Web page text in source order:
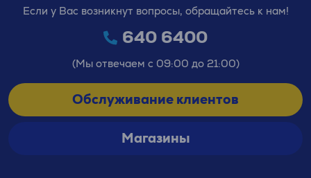
Если у Вас возникнут вопросы, обращайтесь к нам!
640 6400
(Мы отвечаем с 09:00 до 21:00)
Обслуживание клиентов
Магазины